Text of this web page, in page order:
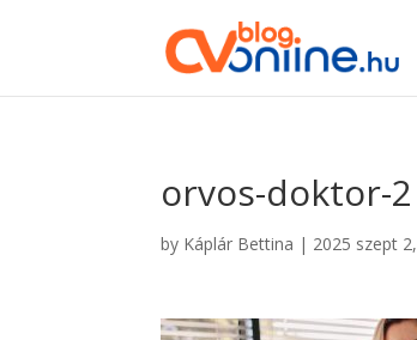
orvos-doktor-2
by Káplár Bettina | 2025 szept 2,